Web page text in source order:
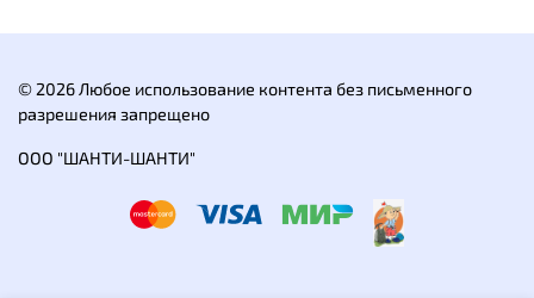
© 2026 Любое использование контента без письменного
разрешения запрещено
ООО "ШАНТИ-ШАНТИ"